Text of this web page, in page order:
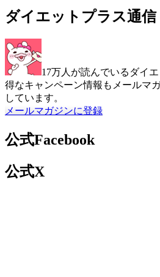
ダイエットプラス通信
17万人が読んでいるダイ
得なキャンペーン情報もメールマ
しています。
メールマガジンに登録
公式Facebook
公式X